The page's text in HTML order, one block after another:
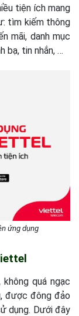
tiện ích mang
tìm kiếm thông
mãi, danh mục
bạ, tin nhắn, …
ứng dụng
quá ngạc
được đông đảo
dụng. Dưới đây